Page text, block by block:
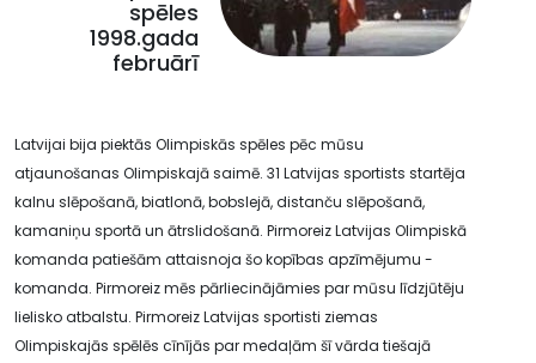
spēles
1998.gada
februārī
Latvijai bija piektās Olimpiskās spēles pēc mūsu
atjaunošanas Olimpiskajā saimē. 31 Latvijas sportists startēja
kalnu slēpošanā, biatlonā, bobslejā, distanču slēpošanā,
kamaniņu sportā un ātrslidošanā. Pirmoreiz Latvijas Olimpiskā
komanda patiešām attaisnoja šo kopības apzīmējumu -
komanda. Pirmoreiz mēs pārliecinājāmies par mūsu līdzjūtēju
lielisko atbalstu. Pirmoreiz Latvijas sportisti ziemas
Olimpiskajās spēlēs cīnījās par medaļām šī vārda tiešajā